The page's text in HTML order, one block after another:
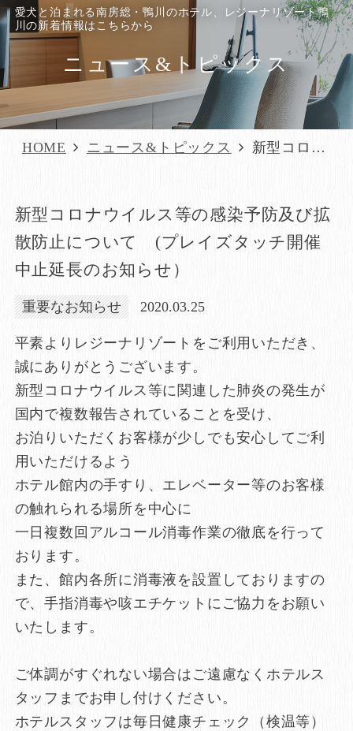
愛犬と泊まれる南房総・鴨川のホテル、レジーナリゾート鴨
川の新着情報はこちらから
ニュース&トピックス
HOME ニュース&トピックス
新型コロナ
拡散防止につ
いて (プレ
新型コロナウイルス等の感染予防及び拡
散防止について (プレイズタッチ開催
中止延長のお知らせ）
重要なお知らせ 2020.03.25
平素よりレジーナリゾートをご利用いただき、
誠にありがとうございます。
新型コロナウイルス等に関連した肺炎の発生が
国内で複数報告されていることを受け、
お泊りいただくお客様が少しでも安心してご利
用いただけるよう
ホテル館内の手すり、エレベーター等のお客様
の触れられる場所を中心に
一日複数回アルコール消毒作業の徹底を行って
おります。
また、館内各所に消毒液を設置しておりますの
で、手指消毒や咳エチケットにご協力をお願い
いたします。
ご体調がすぐれない場合はご遠慮なくホテルス
タッフまでお申し付けください。
ホテルスタッフは毎日健康チェック（検温等）